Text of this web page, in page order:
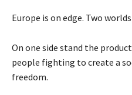
Europe is on edge. Two
On one side stand the
people fighting to create a
freedom.